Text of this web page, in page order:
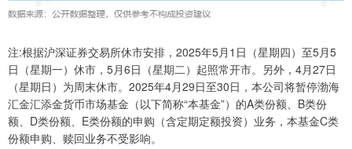
注:根据沪深证券交易所休市安排，2025年5月1日（星期四）至5月5
日（星期一）休市，5月6日（星期二）起照常开市。另外，4月27日
（星期日）为周末休市。2025年4月29日至30日，本公司将暂停渤海
汇金汇添金货币市场基金（以下简称“本基金”）的A类份额、B类份
额、D类份额、E类份额的申购（含定期定额投资）业务，本基金C类
份额申购、赎回业务不受影响。